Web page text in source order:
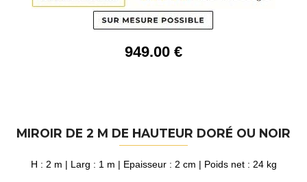
949.00 €
MIROIR DE 2 M DE HAUTEUR DORÉ OU NOIR
H : 2 m | Larg : 1 m | Epaisseur : 2 cm | Poids net : 24 kg